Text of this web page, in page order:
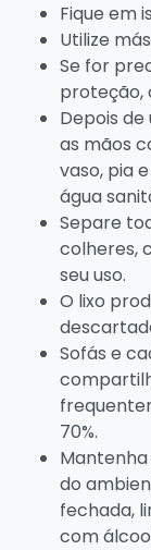
Fique em
Utilize
Se for
proteção,
Depois
as mãos
vaso, pia
água
Separe
colheres,
seu uso.
O lixo
Sofás e
70%.
do
fechada,
com